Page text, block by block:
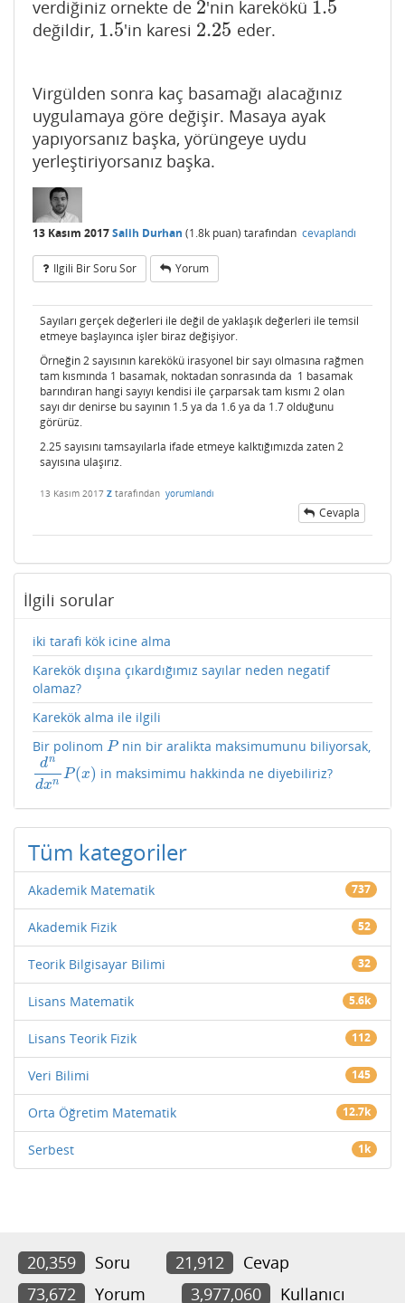
verdiğiniz ornekte de 2
2'nin karekökü 1.5
1.5
değildir, 1.5
1.5'in karesi 2.25
2.25 eder.
Virgülden sonra kaç basamağı alacağınız
uygulamaya göre değişir. Masaya ayak
yapıyorsanız başka, yörüngeye uydu
yerleştiriyorsanız başka.
13 Kasım 2017Salih Durhan (1.8k puan) tarafından cevaplandı
Ilgili Bir Soru Sor Yorum
Sayıları gerçek değerleri ile değil de yaklaşık değerleri ile temsil
etmeye başlayınca işler biraz değişiyor.
Örneğin 2 sayısının karekökü irasyonel bir sayı olmasına rağmen
tam kısmında 1 basamak, noktadan sonrasında da 1 basamak
barındıran hangi sayıyı kendisi ile çarparsak tam kısmı 2 olan
sayı dır denirse bu sayının 1.5 ya da 1.6 ya da 1.7 olduğunu
görürüz.
2.25 sayısını tamsayılarla ifade etmeye kalktığımızda zaten 2
sayısına ulaşırız.
13 Kasım 2017 Z tarafından yorumlandı
Cevapla
İlgili sorular
iki tarafi kök icine alma
Karekök dışına çıkardığımız sayılar neden negatif
olamaz?
Karekök alma ile ilgili
Bir polinom P
P nin bir aralikta maksimumunu biliyorsak,
dn
dxn P(x)
dndxnP(x) in maksimimu hakkinda ne diyebiliriz?
Tüm kategoriler
Akademik Matematik 737
Akademik Fizik 52
Teorik Bilgisayar Bilimi 32
Lisans Matematik 5.6k
Lisans Teorik Fizik 112
Veri Bilimi 145
Orta Öğretim Matematik 12.7k
Serbest 1k
20,359 Soru 21,912
Cevap
73,672
Yorum 3,977,060 Kullanıcı